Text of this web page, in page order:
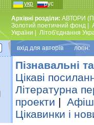
укр рус
Архівні розділи: АВТОРИ
Золотий поетичний фонд
України
Лiтоб'єднання
вхiд для авторiв логін:
Пізнавальні
Цікаві
Літературна
проекти |
Цікавинки і